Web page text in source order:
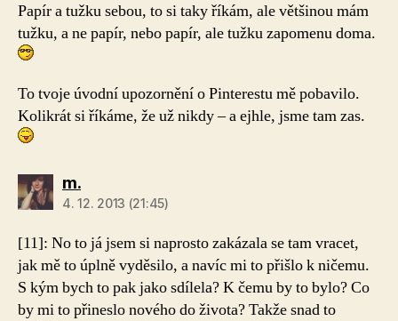
Papír a tužku sebou, to si taky říkám, ale většinou mám
tužku, a ne papír, nebo papír, ale tužku zapomenu doma.
To tvoje úvodní upozornění o Pinterestu mě pobavilo.
Kolikrát si říkáme, že už nikdy – a ejhle, jsme tam zas.
m.
4. 12. 2013 (21:45)
[11]: No to já jsem si naprosto zakázala se tam vracet,
jak mě to úplně vyděsilo, a navíc mi to přišlo k ničemu.
S kým bych to pak jako sdílela? K čemu by to bylo? Co
by mi to přineslo nového do života? Takže snad to